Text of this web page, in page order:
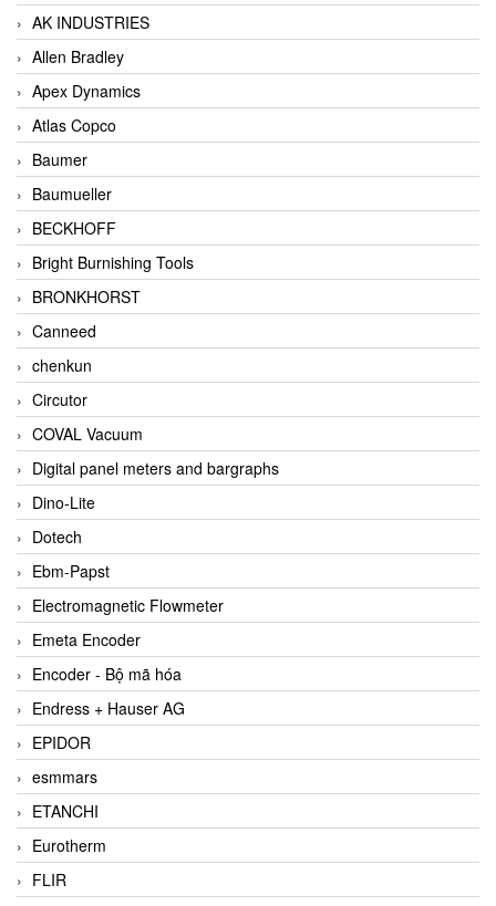
AK INDUSTRIES
Allen Bradley
Apex Dynamics
Atlas Copco
Baumer
Baumueller
BECKHOFF
Bright Burnishing Tools
BRONKHORST
Canneed
chenkun
Circutor
COVAL Vacuum
Digital panel meters and bargraphs
Dino-Lite
Dotech
Ebm-Papst
Electromagnetic Flowmeter
Emeta Encoder
Encoder - Bộ mã hóa
Endress + Hauser AG
EPIDOR
esmmars
ETANCHI
Eurotherm
FLIR